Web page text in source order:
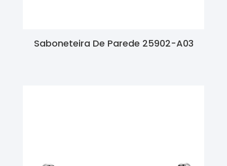
Saboneteira De Parede 25902-A03